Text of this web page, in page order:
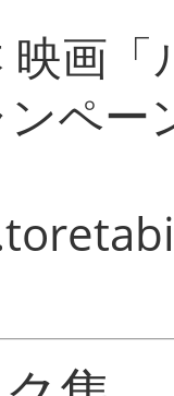
映画
ペー